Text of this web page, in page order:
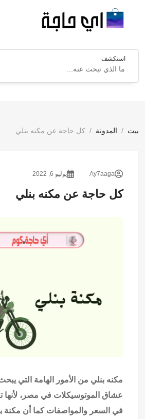
استكشف
بيت المدونة كل حاجة عن مكنه بنلي
Ay7aaga يوليو 6, 2022
كل حاجة عن مكنه بنلي
مكنه بنلي من الأمور الهامة التي
عشاق الموتوسيكلات في مصر، لأنها
في السعر والمواصفات كما أن مكنة